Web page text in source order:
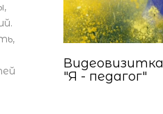
Видеовизитка
"Я - педагог"